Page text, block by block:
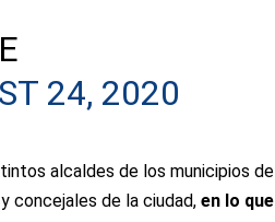
24, 2020
alcaldes de los municipios del
concejales de la ciudad, en lo que